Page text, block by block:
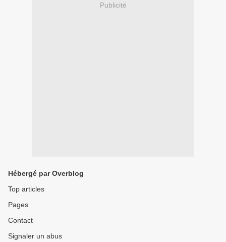
Publicité
Hébergé par Overblog
Top articles
Pages
Contact
Signaler un abus